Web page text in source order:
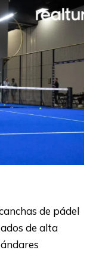
de pádel
de alta